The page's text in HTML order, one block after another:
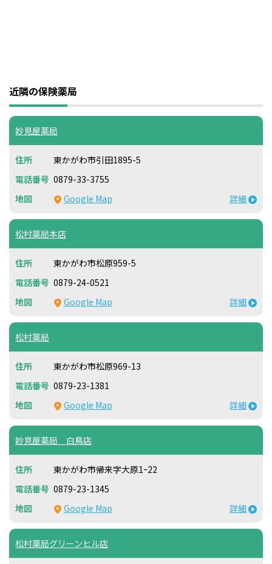
近隣の保険薬局
妙見屋薬局
東かがわ市引田1895-5
0879-33-3755
Google Map
詳細
松村薬局本店
東かがわ市松原959-5
0879-24-0521
Google Map
詳細
松村薬局
東かがわ市松原969-13
0879-23-1381
Google Map
詳細
妙見屋薬局 白鳥店
東かがわ市帰来字大原1ｰ22
0879-23-1345
Google Map
詳細
松村薬局グリーンヒル店